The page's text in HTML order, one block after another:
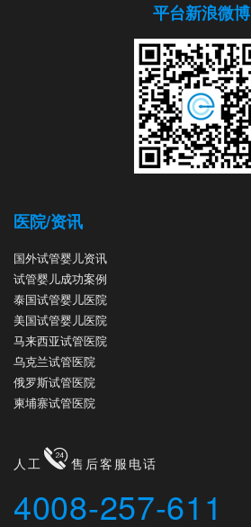
平台新浪微博
医院/资讯
国外试管婴儿资讯
试管婴儿成功案例
泰国试管婴儿医院
美国试管婴儿医院
马来西亚试管医院
乌克兰试管医院
俄罗斯试管医院
柬埔寨试管医院
人工 售后客服电话
4008-257-611